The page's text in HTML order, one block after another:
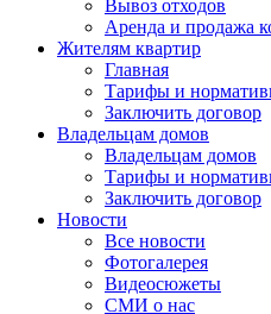
Вывоз отходов
Аренда и продажа
Жителям квартир
Главная
Тарифы и
Заключить договор
Владельцам домов
Владельцам домов
Тарифы и
Заключить договор
Новости
Все новости
Фотогалерея
Видеосюжеты
СМИ о нас